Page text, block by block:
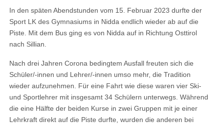
In den späten Abendstunden vom 15. Februar 2023 durfte der
Sport LK des Gymnasiums in Nidda endlich wieder ab auf die
Piste. Mit dem Bus ging es von Nidda auf in Richtung Osttirol
nach Sillian.
Nach drei Jahren Corona bedingtem Ausfall freuten sich die
Schüler/-innen und Lehrer/-innen umso mehr, die Tradition
wieder aufzunehmen. Für eine Fahrt wie diese waren vier Ski-
und Sportlehrer mit insgesamt 34 Schülern unterwegs. Während
die eine Hälfte der beiden Kurse in zwei Gruppen mit je einer
Lehrkraft direkt auf die Piste durfte, wurden die anderen bei